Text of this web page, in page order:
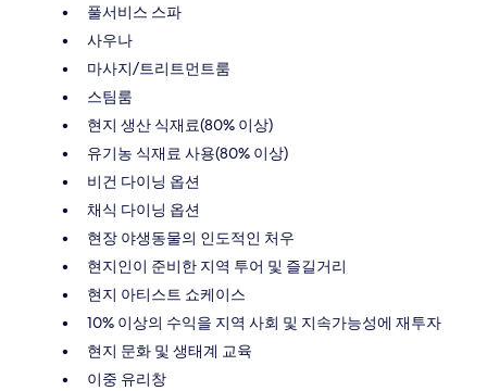
풀서비스 스파
사우나
마사지/트리트먼트룸
스팀룸
현지 생산 식재료(80% 이상)
유기농 식재료 사용(80% 이상)
비건 다이닝 옵션
채식 다이닝 옵션
현장 야생동물의 인도적인 처우
현지인이 준비한 지역 투어 및 즐길거리
현지 아티스트 쇼케이스
10% 이상의 수익을 지역 사회 및 지속가능성에 재투자
현지 문화 및 생태계 교육
이중 유리창